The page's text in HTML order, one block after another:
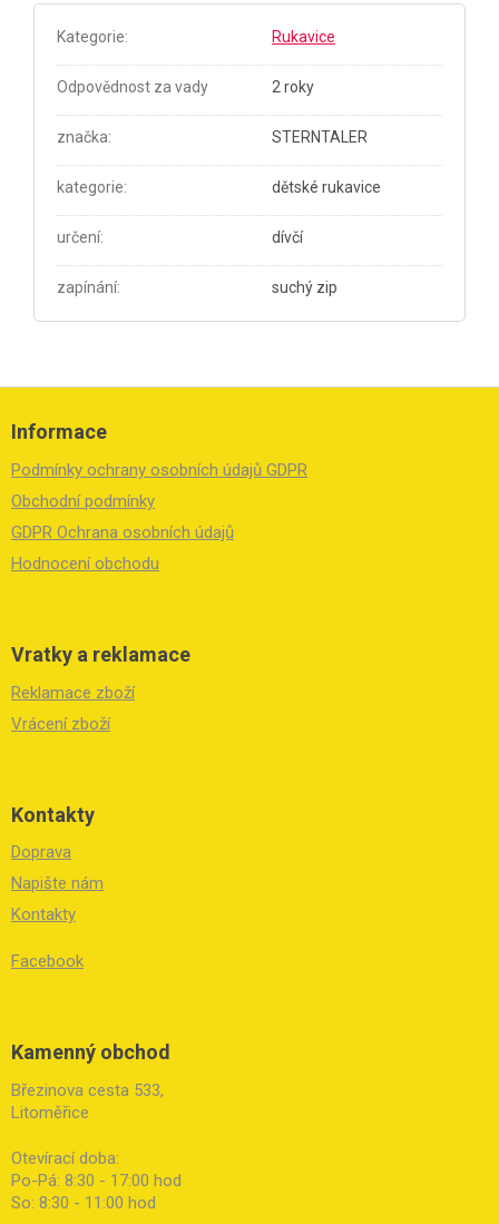
Kategorie: Rukavice
Odpovědnost za vady 2 roky
značka: STERNTALER
kategorie: dětské rukavice
určení: dívčí
zapínání: suchý zip
Z
Informace
Podmínky ochrany osobních údajů GDPR
Obchodní podmínky
GDPR Ochrana osobních údajů
Hodnocení obchodu
Vratky a reklamace
Reklamace zboží
Vrácení zboží
Kontakty
Doprava
Napište nám
Kontakty
Facebook
Kamenný obchod
Březinova cesta 533,
Litoměřice
Otevírací doba:
Po-Pá: 8:30 - 17:00 hod
So: 8:30 - 11:00 hod